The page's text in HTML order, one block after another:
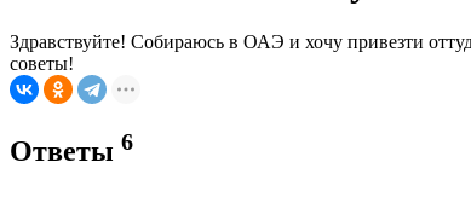
Здравствуйте! Собираюсь в ОАЭ и хочу привезти
советы!
Ответы 6